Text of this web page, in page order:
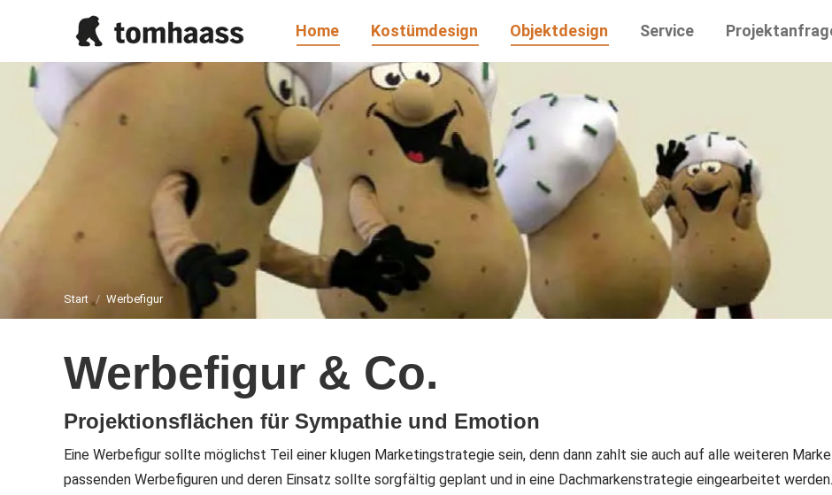
Home Kostümdesign Objektdesign Service
Sie befinden sich hier:
Start Werbefigur
Werbefigur & Co.
Projektionsflächen für Sympathie und Emotion
Eine Werbefigur sollte möglichst Teil einer klugen Marketingstrategie sein, denn dann zahlt sie auch auf alle weiteren
passenden Werbefiguren und deren Einsatz sollte sorgfältig geplant und in eine Dachmarkenstrategie eingearbeitet werden.